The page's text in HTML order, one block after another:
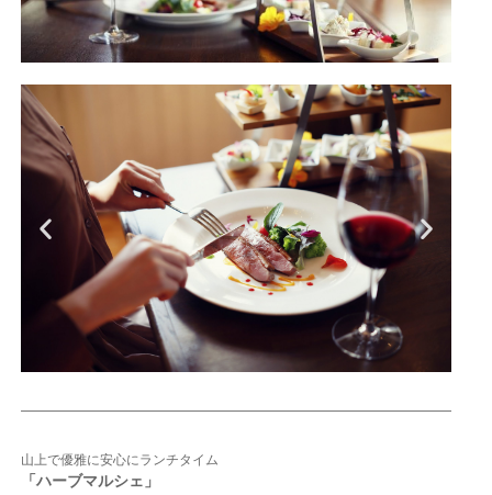
山上で優雅に安心にランチタイム
「ハーブマルシェ」